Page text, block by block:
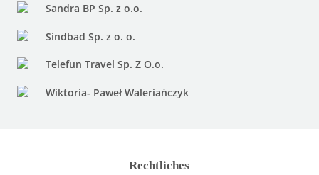
Sandra BP Sp. z o.o.
Sindbad Sp. z o. o.
Telefun Travel Sp. Z O.o.
Wiktoria- Paweł Waleriańczyk
Rechtliches